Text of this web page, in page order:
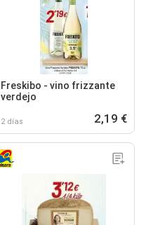
Freskibo - vino frizzante
verdejo
2 días 2,19 €